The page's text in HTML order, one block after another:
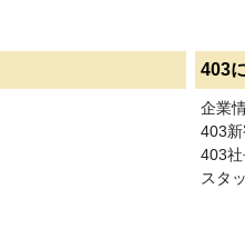
403
企業
403
403
スタ